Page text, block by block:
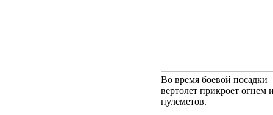
Во время боевой посадки
вертолет прикроет огнем
пулеметов.